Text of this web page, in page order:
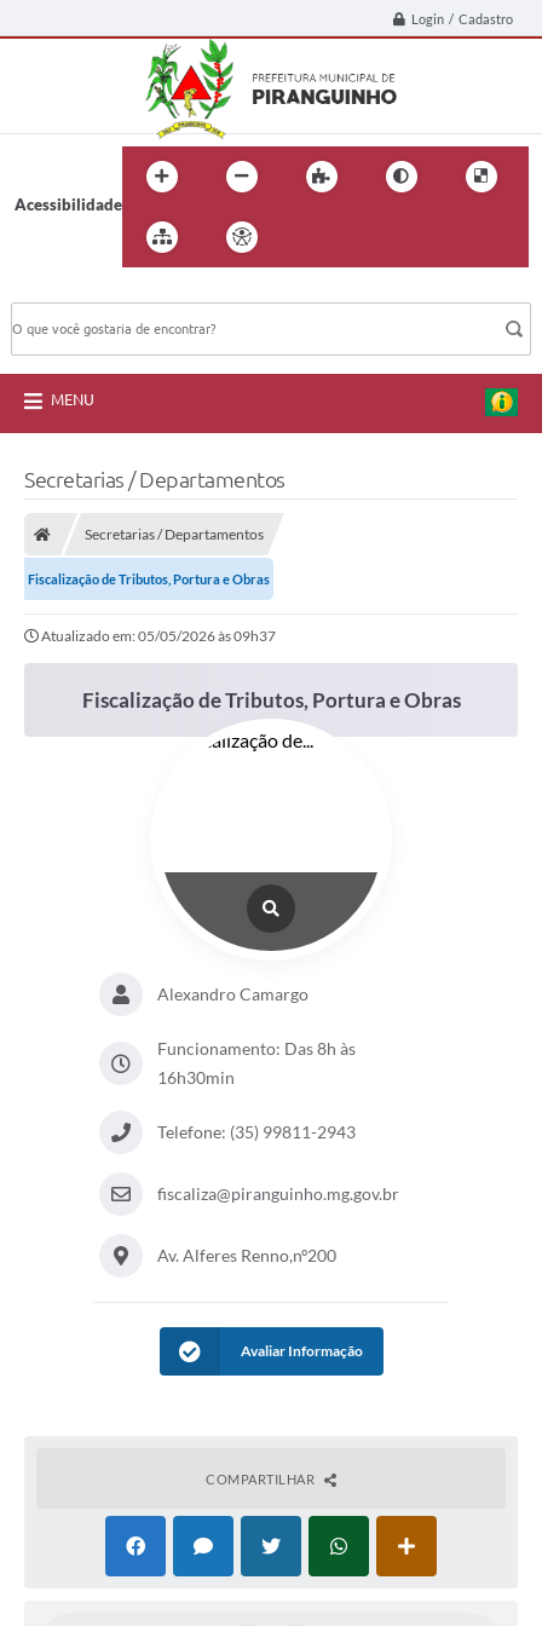
Login / Cadastro
Acessibilidade
MENU
Secretarias / Departamentos
Secretarias / Departamentos
Fiscalização de Tributos, Portura e Obras
Atualizado em: 05/05/2026 às 09h37
Fiscalização de Tributos, Portura e Obras
Alexandro Camargo
Funcionamento: Das 8h às
16h30min
Telefone: (35) 99811-2943
fiscaliza@piranguinho.mg.gov.br
Av. Alferes Renno,nº200
Avaliar Informação
COMPARTILHAR